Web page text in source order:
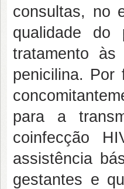
consultas, no
qualidade do
tratamento
penicilina. Por
para a
coinfecção
assistência
gestantes e